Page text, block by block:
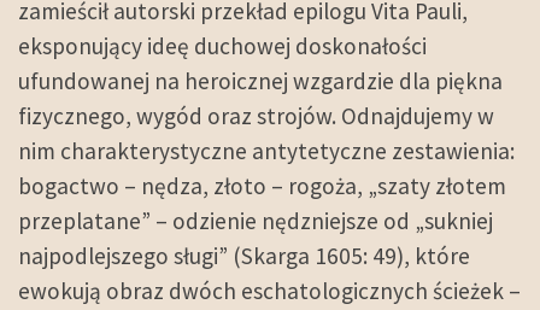
zamieścił autorski przekład epilogu Vita Pauli,
eksponujący ideę duchowej doskonałości
ufundowanej na heroicznej wzgardzie dla piękna
fizycznego, wygód oraz strojów. Odnajdujemy w
nim charakterystyczne antytetyczne zestawienia:
bogactwo – nędza, złoto – rogoża, „szaty złotem
przeplatane” – odzienie nędzniejsze od „sukniej
najpodlejszego sługi” (Skarga 1605: 49), które
ewokują obraz dwóch eschatologicznych ścieżek –